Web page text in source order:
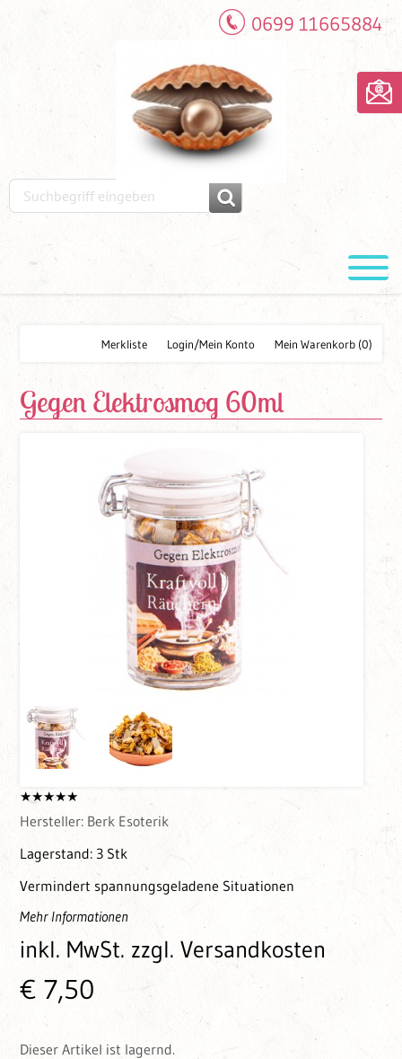
0699 11665884
Mein Warenkorb (0)
Login/Mein Konto
Merkliste
Gegen Elektrosmog 60ml
Hersteller: Berk Esoterik
Lagerstand: 3 Stk
Vermindert spannungsgeladene Situationen
Mehr Informationen
inkl. MwSt. zzgl. Versandkosten
€ 7,50
Dieser Artikel ist lagernd.